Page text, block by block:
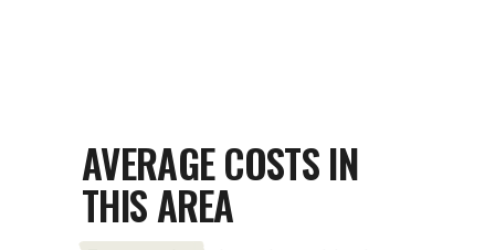
AVERAGE COSTS IN
THIS AREA